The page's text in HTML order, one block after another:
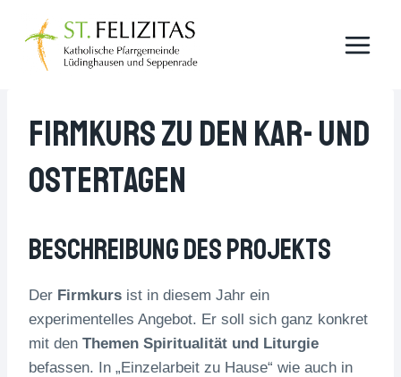
Inhalt
springen
Firmkurs Zu Den Kar- Und
Ostertagen
Beschreibung Des Projekts
Der Firmkurs ist in diesem Jahr ein
experimentelles Angebot. Er soll sich ganz konkret
mit den Themen Spiritualität und Liturgie
befassen. In „Einzelarbeit zu Hause“ wie auch in